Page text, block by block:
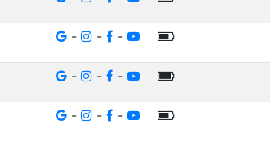
- - -
- - -
- - -